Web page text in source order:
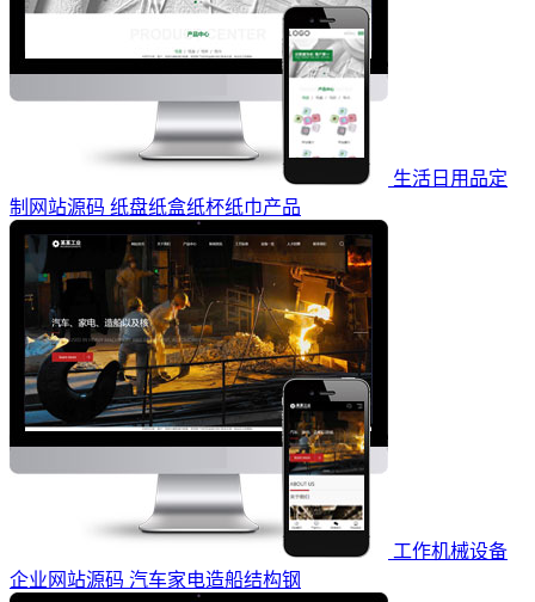
生活日用品定
制网站源码 纸盘纸盒纸杯纸巾产品
工作机械设备
企业网站源码 汽车家电造船结构钢